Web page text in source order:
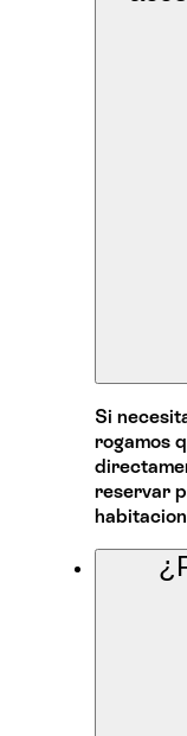
Si
rogamos
reservar